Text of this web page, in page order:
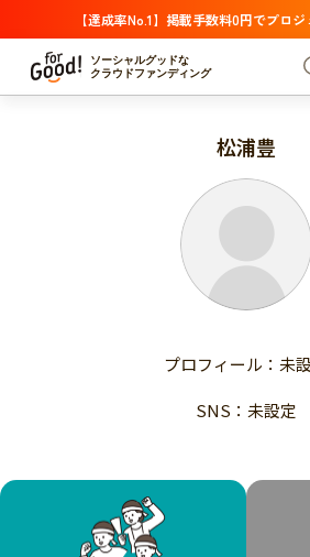
【達成率No.1】掲載手数料0円でプロ
ソーシャルグッドな
クラウドファンディング
プロジェクトからさがす 注目
終
国
子
フ
支援金額が多い
終了日が近い
カテゴリーからさがす
医療・福祉
子ども・
人権・マイノリテ
北海道 青森 岩手 宮城
福島
松浦豊
プロフィール：未
SNS：未設定